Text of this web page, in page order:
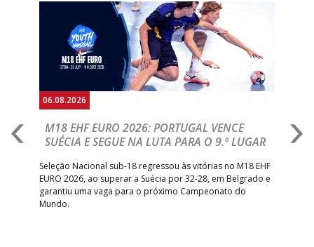
06.08.2026
M18 EHF EURO 2026: PORTUGAL VENCE
SUÉCIA E SEGUE NA LUTA PARA O 9.º LUGAR
Seleção Nacional sub-18 regressou às vitórias no M18 EHF
EURO 2026, ao superar a Suécia por 32-28, em Belgrado e
garantiu uma vaga para o próximo Campeonato do
Mundo.